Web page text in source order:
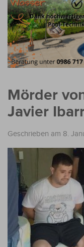
Mörder
Javier
Geschrieben am 8.